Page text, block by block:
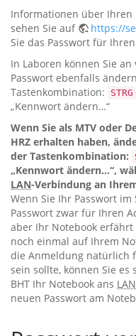
Informationen über Ihren
sehen Sie auf
https://
Sie das Passwort für
In Laboren können Sie
Passwort ebenfalls
Tastenkombination:
STRG
„Kennwort ändern…“
Wenn Sie als MTV oder
HRZ erhalten haben,
der Tastenkombination:
„Kennwort ändern…“,
LAN-Verbindung an
Wenn Sie Ihr Passwort
Passwort zwar für Ihren
aber Ihr Notebook erfährt
noch einmal auf Ihrem
die Anmeldung natürlich
sein sollte, können Sie
BHT Ihr Notebook ans LAN
neuen Passwort am